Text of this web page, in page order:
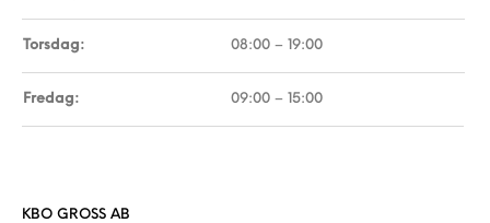
Torsdag: 08:00 – 19:00
Fredag: 09:00 – 15:00
KBO GROSS AB